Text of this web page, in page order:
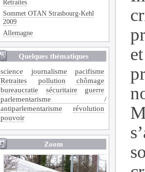
Retraites
Sommet OTAN Strasbourg-Kehl
2009
Allemagne
Quelques thématiques
science
journalisme
pacifisme
Retraites
pollution
chômage
bureaucratie
sécuritaire
guerre
parlementarisme /
antiparlementarisme
révolution
pouvoir
Zoom